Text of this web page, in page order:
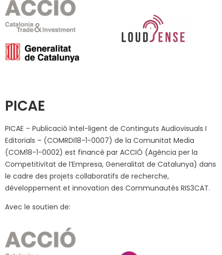
PICAE
PICAE – Publicació Intel-ligent de Continguts Audiovisuals I
Editorials – (COMRDI18-1-0007) de la Comunitat Media
(COM18-1-0002) est financé par ACCIÓ (Agència per la
Competitivitat de l’Empresa, Generalitat de Catalunya) dans
le cadre des projets collaboratifs de recherche,
développement et innovation des Communautés RIS3CAT.
Avec le soutien de: